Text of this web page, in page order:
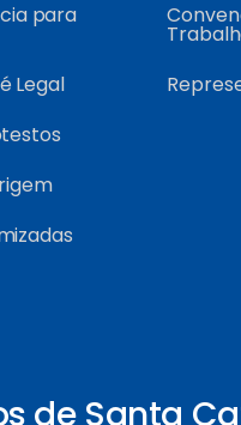
para
Legal
de Santa